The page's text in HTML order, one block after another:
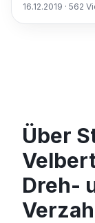
16.12.2019 · 562
Über
Dreh-